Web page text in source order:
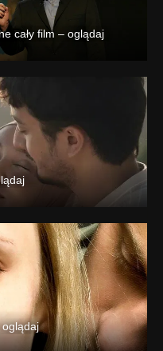
cały film – oglądaj
oglądaj